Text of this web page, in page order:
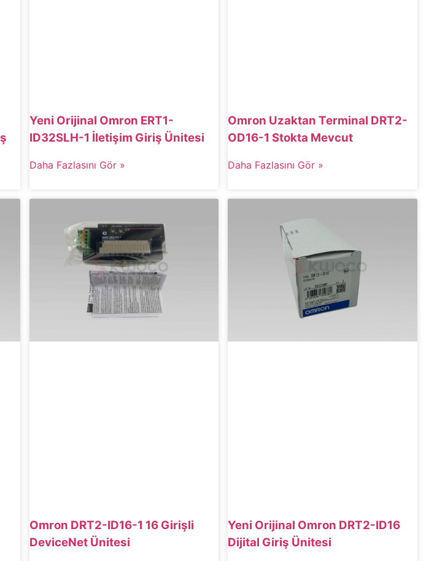
Yeni Orijinal Omron ERT1-
ID32SLH-1 İletişim Giriş Ünitesi
Daha Fazlasını Gör »
Omron Uzaktan Terminal DRT2-
OD16-1 Stokta Mevcut
Daha Fazlasını Gör »
Omron DRT2-ID16-1 16 Girişli
DeviceNet Ünitesi
Yeni Orijinal Omron DRT2-ID16
Dijital Giriş Ünitesi